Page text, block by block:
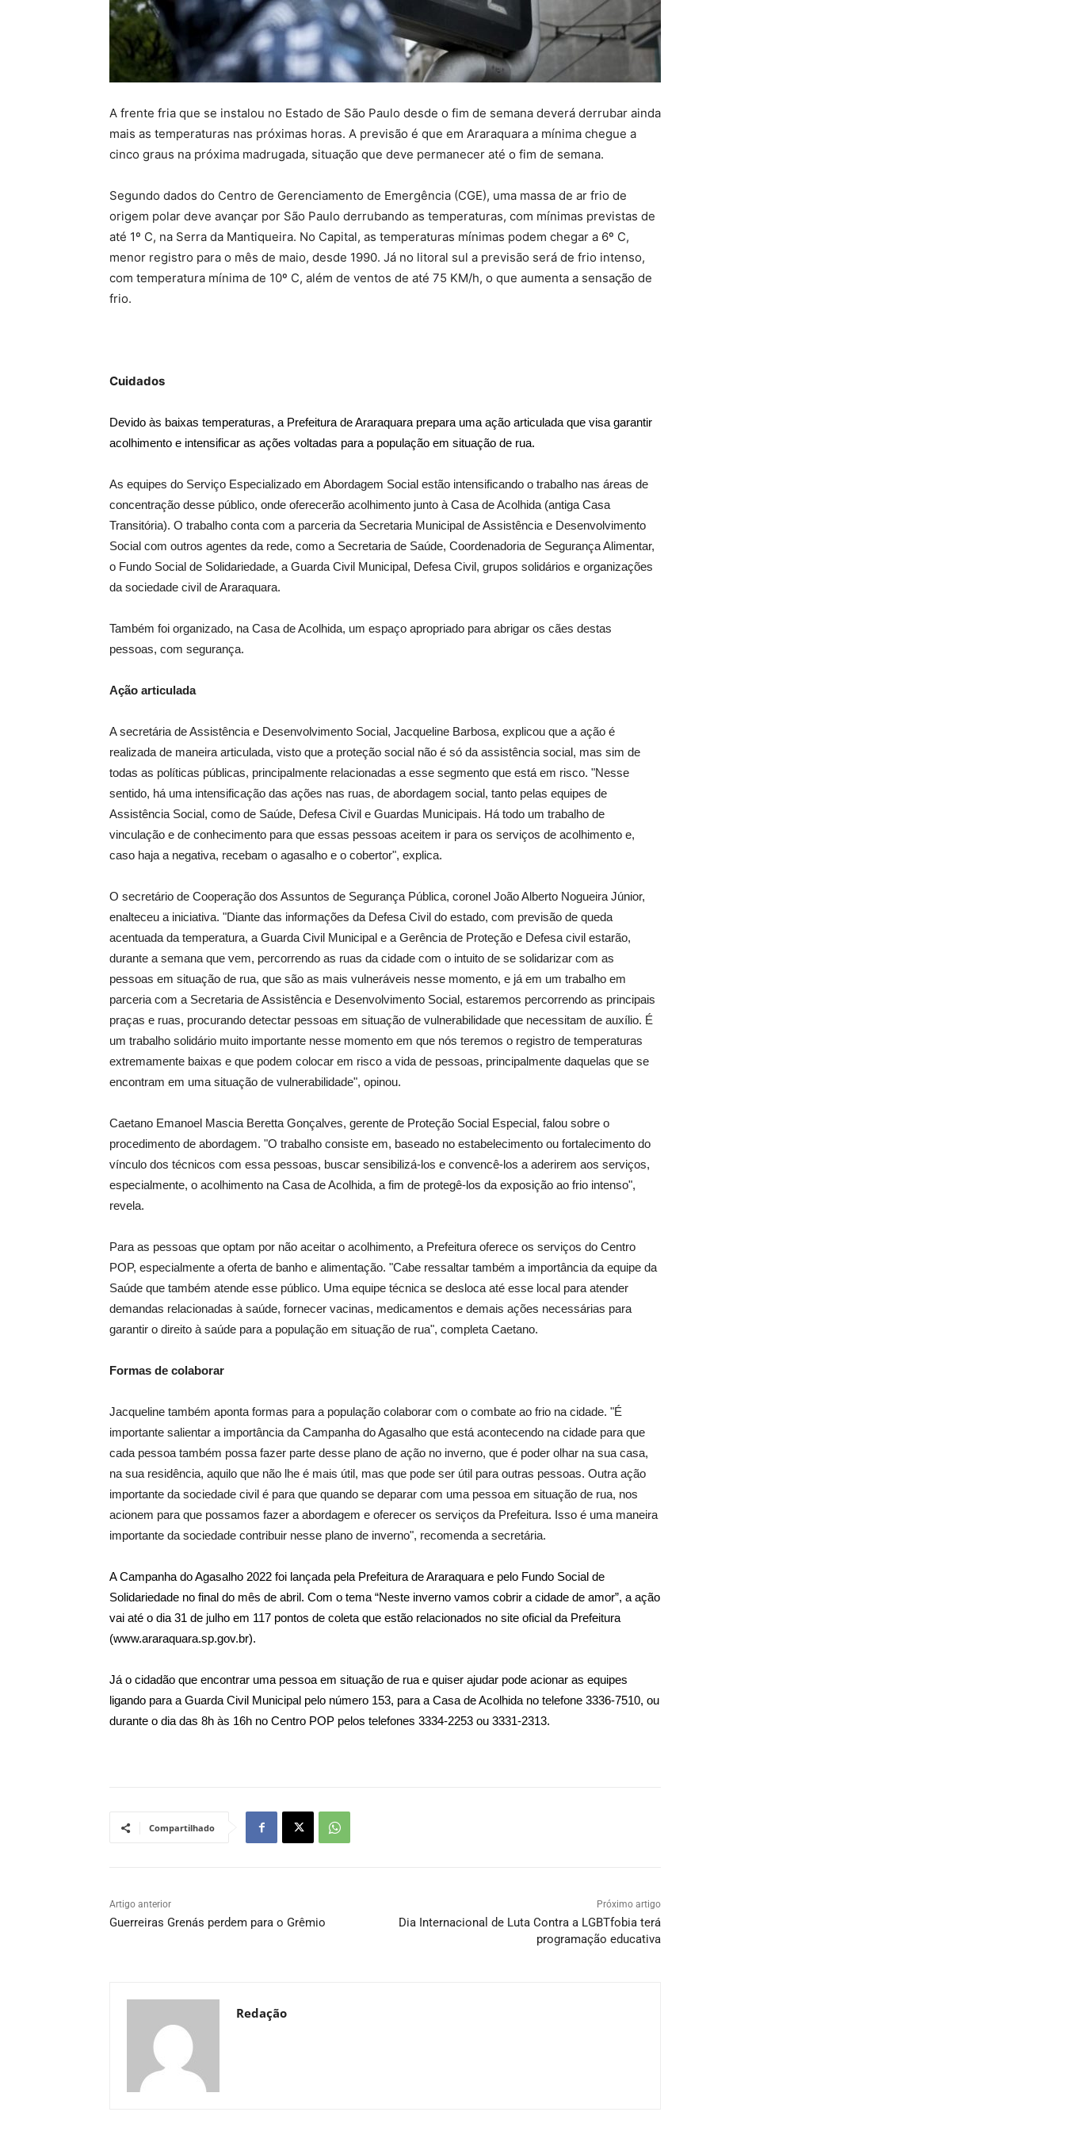
A frente fria que se instalou no Estado de São Paulo desde o fim de semana deverá derrubar ainda
mais as temperaturas nas próximas horas. A previsão é que em Araraquara a mínima chegue a
cinco graus na próxima madrugada, situação que deve permanecer até o fim de semana.
Segundo dados do Centro de Gerenciamento de Emergência (CGE), uma massa de ar frio de
origem polar deve avançar por São Paulo derrubando as temperaturas, com mínimas previstas de
até 1º C, na Serra da Mantiqueira. No Capital, as temperaturas mínimas podem chegar a 6º C,
menor registro para o mês de maio, desde 1990. Já no litoral sul a previsão será de frio intenso,
com temperatura mínima de 10º C, além de ventos de até 75 KM/h, o que aumenta a sensação de
frio.
Cuidados
Devido às baixas temperaturas, a Prefeitura de Araraquara prepara uma ação articulada que visa garantir
acolhimento e intensificar as ações voltadas para a população em situação de rua.
As equipes do Serviço Especializado em Abordagem Social estão intensificando o trabalho nas áreas de
concentração desse público, onde oferecerão acolhimento junto à Casa de Acolhida (antiga Casa
Transitória). O trabalho conta com a parceria da Secretaria Municipal de Assistência e Desenvolvimento
Social com outros agentes da rede, como a Secretaria de Saúde, Coordenadoria de Segurança Alimentar,
o Fundo Social de Solidariedade, a Guarda Civil Municipal, Defesa Civil, grupos solidários e organizações
da sociedade civil de Araraquara.
Também foi organizado, na Casa de Acolhida, um espaço apropriado para abrigar os cães destas
pessoas, com segurança.
Ação articulada
A secretária de Assistência e Desenvolvimento Social, Jacqueline Barbosa, explicou que a ação é
realizada de maneira articulada, visto que a proteção social não é só da assistência social, mas sim de
todas as políticas públicas, principalmente relacionadas a esse segmento que está em risco. "Nesse
sentido, há uma intensificação das ações nas ruas, de abordagem social, tanto pelas equipes de
Assistência Social, como de Saúde, Defesa Civil e Guardas Municipais. Há todo um trabalho de
vinculação e de conhecimento para que essas pessoas aceitem ir para os serviços de acolhimento e,
caso haja a negativa, recebam o agasalho e o cobertor", explica.
O secretário de Cooperação dos Assuntos de Segurança Pública, coronel João Alberto Nogueira Júnior,
enalteceu a iniciativa. "Diante das informações da Defesa Civil do estado, com previsão de queda
acentuada da temperatura, a Guarda Civil Municipal e a Gerência de Proteção e Defesa civil estarão,
durante a semana que vem, percorrendo as ruas da cidade com o intuito de se solidarizar com as
pessoas em situação de rua, que são as mais vulneráveis nesse momento, e já em um trabalho em
parceria com a Secretaria de Assistência e Desenvolvimento Social, estaremos percorrendo as principais
praças e ruas, procurando detectar pessoas em situação de vulnerabilidade que necessitam de auxílio. É
um trabalho solidário muito importante nesse momento em que nós teremos o registro de temperaturas
extremamente baixas e que podem colocar em risco a vida de pessoas, principalmente daquelas que se
encontram em uma situação de vulnerabilidade", opinou.
Caetano Emanoel Mascia Beretta Gonçalves, gerente de Proteção Social Especial, falou sobre o
procedimento de abordagem. "O trabalho consiste em, baseado no estabelecimento ou fortalecimento do
vínculo dos técnicos com essa pessoas, buscar sensibilizá-los e convencê-los a aderirem aos serviços,
especialmente, o acolhimento na Casa de Acolhida, a fim de protegê-los da exposição ao frio intenso",
revela.
Para as pessoas que optam por não aceitar o acolhimento, a Prefeitura oferece os serviços do Centro
POP, especialmente a oferta de banho e alimentação. "Cabe ressaltar também a importância da equipe da
Saúde que também atende esse público. Uma equipe técnica se desloca até esse local para atender
demandas relacionadas à saúde, fornecer vacinas, medicamentos e demais ações necessárias para
garantir o direito à saúde para a população em situação de rua", completa Caetano.
Formas de colaborar
Jacqueline também aponta formas para a população colaborar com o combate ao frio na cidade. "É
importante salientar a importância da Campanha do Agasalho que está acontecendo na cidade para que
cada pessoa também possa fazer parte desse plano de ação no inverno, que é poder olhar na sua casa,
na sua residência, aquilo que não lhe é mais útil, mas que pode ser útil para outras pessoas. Outra ação
importante da sociedade civil é para que quando se deparar com uma pessoa em situação de rua, nos
acionem para que possamos fazer a abordagem e oferecer os serviços da Prefeitura. Isso é uma maneira
importante da sociedade contribuir nesse plano de inverno", recomenda a secretária.
A Campanha do Agasalho 2022 foi lançada pela Prefeitura de Araraquara e pelo Fundo Social de
Solidariedade no final do mês de abril. Com o tema “Neste inverno vamos cobrir a cidade de amor”, a ação
vai até o dia 31 de julho em 117 pontos de coleta que estão relacionados no site oficial da Prefeitura
(www.araraquara.sp.gov.br).
Já o cidadão que encontrar uma pessoa em situação de rua e quiser ajudar pode acionar as equipes
ligando para a Guarda Civil Municipal pelo número 153, para a Casa de Acolhida no telefone 3336-7510, ou
durante o dia das 8h às 16h no Centro POP pelos telefones 3334-2253 ou 3331-2313.
Compartilhado
Artigo anterior
Guerreiras Grenás perdem para o Grêmio
Próximo artigo
Dia Internacional de Luta Contra a LGBTfobia terá
programação educativa
Redação